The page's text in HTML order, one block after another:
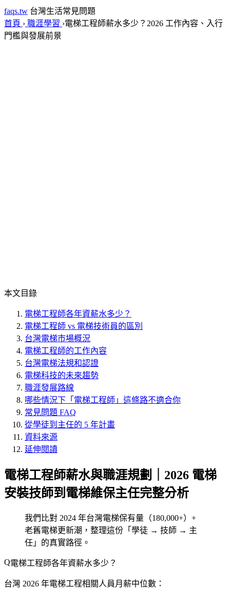
faqs.tw 台灣生活常見問題
首頁 › 職涯學習 ›電梯工程師薪水多少？2026 工作內容、入行
門檻與發展前景
本文目錄
電梯工程師各年資薪水多少？
電梯工程師 vs 電梯技術員的區別
台灣電梯市場概況
電梯工程師的工作內容
台灣電梯法規和認證
電梯科技的未來趨勢
職涯發展路線
哪些情況下「電梯工程師」這條路不適合你
常見問題 FAQ
從學徒到主任的 5 年計畫
資料來源
延伸閱讀
電梯工程師薪水與職涯規劃｜2026 電梯
安裝技師到電梯維保主任完整分析
我們比對 2024 年台灣電梯保有量（180,000+）+
老舊電梯更新潮，整理這份「學徒 → 技師 → 主
任」的真實路徑。
電梯工程師各年資薪水多少？
台灣 2026 年電梯工程相關人員月薪中位數：